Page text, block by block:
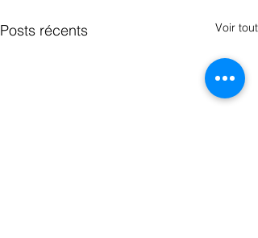
Posts récents Voir tout